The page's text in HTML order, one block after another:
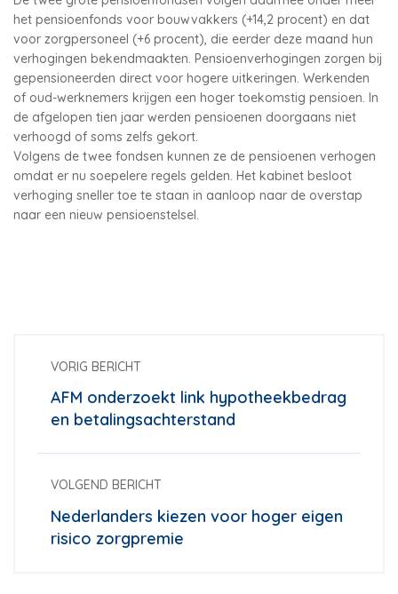
het pensioenfonds voor bouwvakkers (+14,2 procent) en dat
voor zorgpersoneel (+6 procent), die eerder deze maand hun
verhogingen bekendmaakten. Pensioenverhogingen zorgen bij
gepensioneerden direct voor hogere uitkeringen. Werkenden
of oud-werknemers krijgen een hoger toekomstig pensioen. In
de afgelopen tien jaar werden pensioenen doorgaans niet
verhoogd of soms zelfs gekort.
Volgens de twee fondsen kunnen ze de pensioenen verhogen
omdat er nu soepelere regels gelden. Het kabinet besloot
verhoging sneller toe te staan in aanloop naar de overstap
naar een nieuw pensioenstelsel.
VORIG BERICHT
AFM onderzoekt link hypotheekbedrag
en betalingsachterstand
VOLGEND BERICHT
Nederlanders kiezen voor hoger eigen
risico zorgpremie